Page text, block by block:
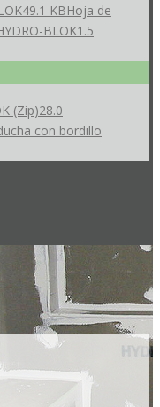
49.1 KBHoja de
BLOK1.5
(Zip)28.0
con bordillo